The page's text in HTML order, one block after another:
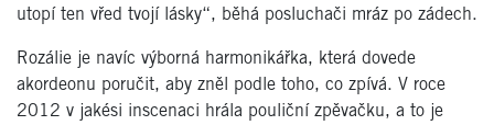
utopí ten vřed tvojí lásky“, běhá posluchači mráz po zádech.
Rozálie je navíc výborná harmonikářka, která dovede
akordeonu poručit, aby zněl podle toho, co zpívá. V roce
2012 v jakési inscenaci hrála pouliční zpěvačku, a to je